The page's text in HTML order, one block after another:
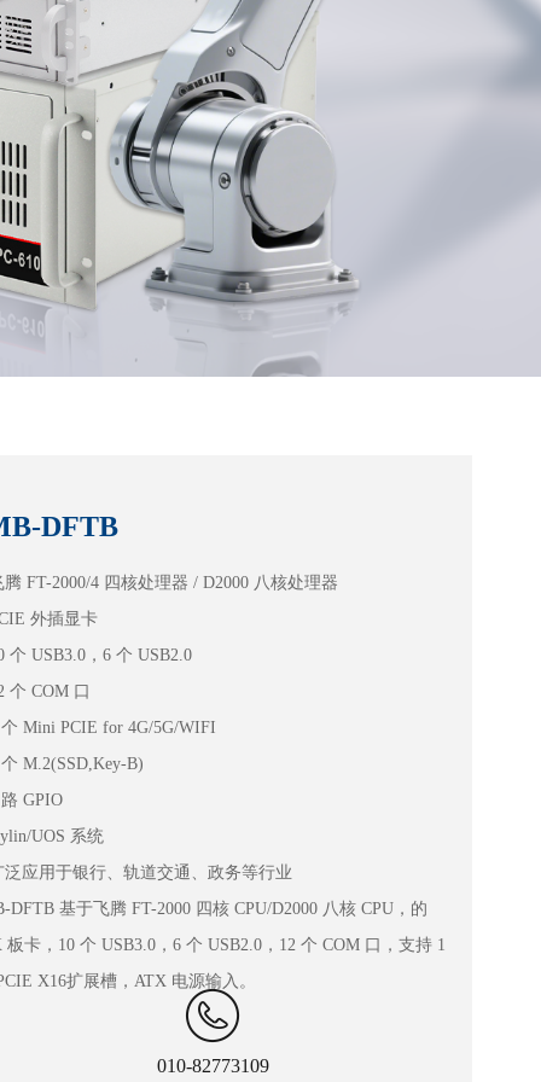
DFTB
腾 FT-2000/4 四核处理器 / D2000 八核处理器
外插显卡
个 USB3.0，6 个 USB2.0
个 COM 口
Mini PCIE for 4G/5G/WIFI
M.2(SSD,Key-B)
GPIO
UOS 系统
泛应用于银行、轨道交通、政务等行业
DFTB 基于飞腾 FT-2000 四核 CPU/D2000 八核 CPU，的
板卡，10 个 USB3.0，6 个 USB2.0，12 个 COM 口，支持 1
X16扩展槽，ATX 电源输入。
010-82773109